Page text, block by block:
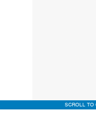
SCROLL TO